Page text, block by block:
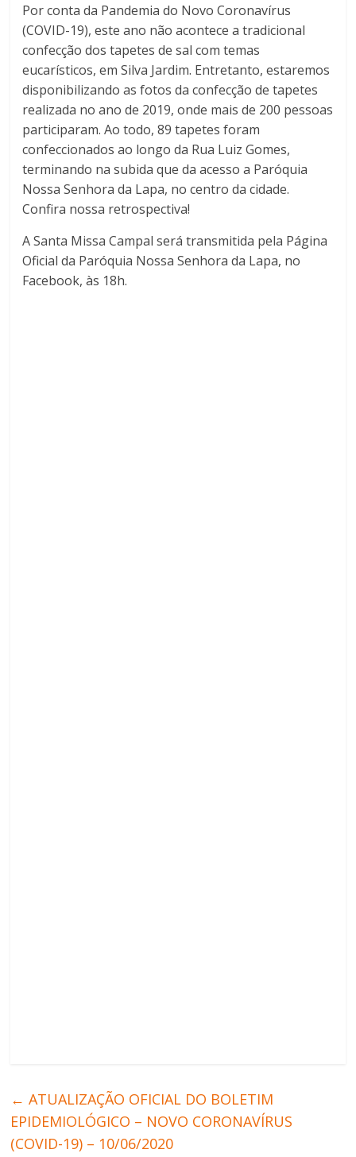
Por conta da Pandemia do Novo Coronavírus
(COVID-19), este ano não acontece a tradicional
confecção dos tapetes de sal com temas
eucarísticos, em Silva Jardim. Entretanto, estaremos
disponibilizando as fotos da confecção de tapetes
realizada no ano de 2019, onde mais de 200 pessoas
participaram. Ao todo, 89 tapetes foram
confeccionados ao longo da Rua Luiz Gomes,
terminando na subida que da acesso a Paróquia
Nossa Senhora da Lapa, no centro da cidade.
Confira nossa retrospectiva!
A Santa Missa Campal será transmitida pela Página
Oficial da Paróquia Nossa Senhora da Lapa, no
Facebook, às 18h.
← ATUALIZAÇÃO OFICIAL DO BOLETIM
EPIDEMIOLÓGICO – NOVO CORONAVÍRUS
(COVID-19) – 10/06/2020